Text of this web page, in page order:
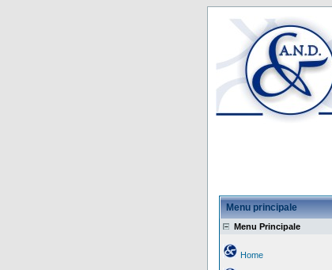
Menu principale
Menu Principale
Home